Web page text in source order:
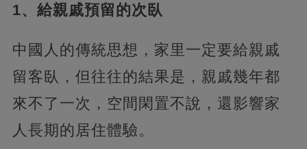
1、給親戚預留的次臥
中國人的傳統思想，家里一定要給親戚
留客臥，但往往的結果是，親戚幾年都
來不了一次，空間閑置不說，還影響家
人長期的居住體驗。